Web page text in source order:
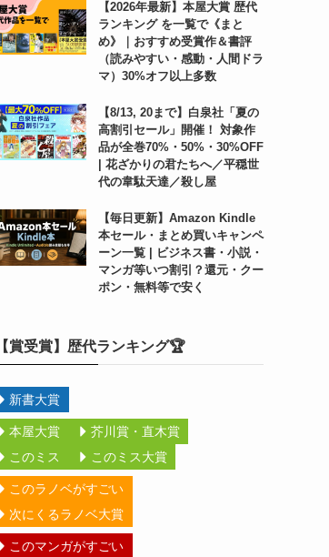
【2026年最新】本屋大賞 歴代
ランキング を一覧で《まと
め》｜おすすめ受賞作＆書評
（読みやすい・感動・人間ドラ
マ）30%オフ以上多数
【8/13, 20まで】白泉社「夏の
高割引セール」開催！ 対象作
品が全巻70%・50%・30%OFF
| 花ざかりの君たちへ／平穏世
代の韋駄天達／殺し屋
【毎日更新】Amazon Kindle
本セール・まとめ買いキャンペ
ーン一覧 | ビジネス書・小説・
マンガ等いつ割引？還元・クー
ポン・無料等で安く
【賞受賞】歴代ランキング🏆
新書大賞
本屋大賞
芥川賞・直木賞
このミス
このミス大賞
このラノベがすごい
次にくるラノベ大賞
このマンガがすごい